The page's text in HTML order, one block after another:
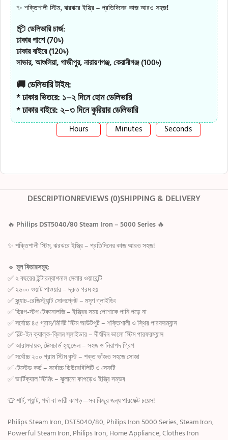
✨ শক্তিশালী স্টিম, ঝরঝরে ইস্ত্রি – প্রতিদিনের কাজ আরও সহজ!
📦 ডেলিভারি চার্জ:
ঢাকার পাশে (70৳)
ঢাকার বাইরে (120৳)
সাভার, আশুলিয়া, গাজীপুর, নারায়ণগঞ্জ, কেরানীগঞ্জ (100৳)
🚚 ডেলিভারি টাইম:
* ঢাকার ভিতরে: ১–২ দিনে হোম ডেলিভারি
* ঢাকার বাইরে: ২–৩ দিনে কুরিয়ার ডেলিভারি
Hours Minutes Seconds
DESCRIPTIONREVIEWS (0)SHIPPING & DELIVERY
🔥 Philips DST5040/80 Steam Iron – 5000 Series 🔥
✨ শক্তিশালী স্টিম, ঝরঝরে ইস্ত্রি – প্রতিদিনের কাজ আরও সহজ!
🔹 মূল ফিচারসমূহ:
✅ ২ বছরের ইন্টারন্যাশনাল সেলার ওয়ারেন্টি
✅ ২৬০০ ওয়াট পাওয়ার – দ্রুত গরম হয়
✅ স্ক্র্যাচ-রেজিস্ট্যান্ট সোলপ্লেট – মসৃণ গ্লাইডিং
✅ ড্রিপ-স্টপ টেকনোলজি – ইস্ত্রির সময় পোশাকে পানি পড়ে না
✅ সর্বোচ্চ ৪৫ গ্রাম/মিনিট স্টিম আউটপুট – শক্তিশালী ও স্থির পারফরম্যান্স
✅ বিল্ট-ইন ক্যাল্ক-ক্লিন স্লাইডার – দীর্ঘদিন ভালো স্টিম পারফরম্যান্স
✅ আরামদায়ক, টেক্সচার্ড হ্যান্ডেল – সহজ ও নিরাপদ গ্রিপ
✅ সর্বোচ্চ ২০০ গ্রাম স্টিম বুস্ট – শক্ত ভাঁজও সহজে সোজা
✅ টেস্টেড কর্ড – সর্বোচ্চ ডিউরেবিলিটি ও সেফটি
✅ ভার্টিক্যাল স্টিমিং – ঝুলানো কাপড়েও ইস্ত্রি সম্ভব
👕 শার্ট, প্যান্ট, পর্দা বা ভারী কাপড়—সব কিছুর জন্য পারফেক্ট চয়েস!
Philips Steam Iron, DST5040/80, Philips Iron 5000 Series, Steam Iron,
Powerful Steam Iron, Philips Iron, Home Appliance, Clothes Iron